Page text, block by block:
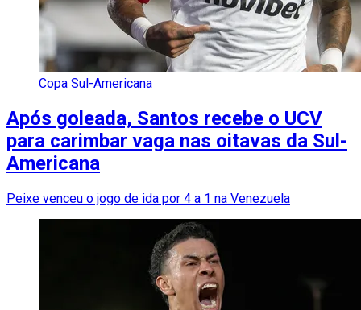
Copa Sul-Americana
Após goleada, Santos recebe o UCV
para carimbar vaga nas oitavas da Sul-
Americana
Peixe venceu o jogo de ida por 4 a 1 na Venezuela